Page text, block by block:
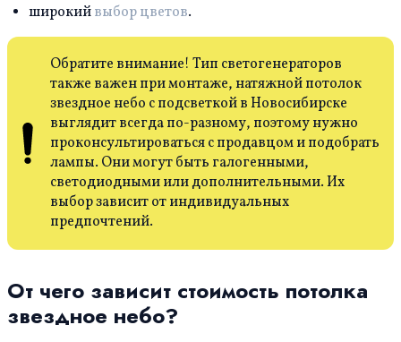
широкийвыбор цветов.
Обратите внимание! Тип светогенераторов
также важен при монтаже, натяжной потолок
звездное небо с подсветкой в Новосибирске
выглядит всегда по-разному, поэтому нужно
проконсультироваться с продавцом и подобрать
лампы. Они могут быть галогенными,
светодиодными или дополнительными. Их
выбор зависит от индивидуальных
предпочтений.
От чего зависит стоимость потолка
звездное небо?